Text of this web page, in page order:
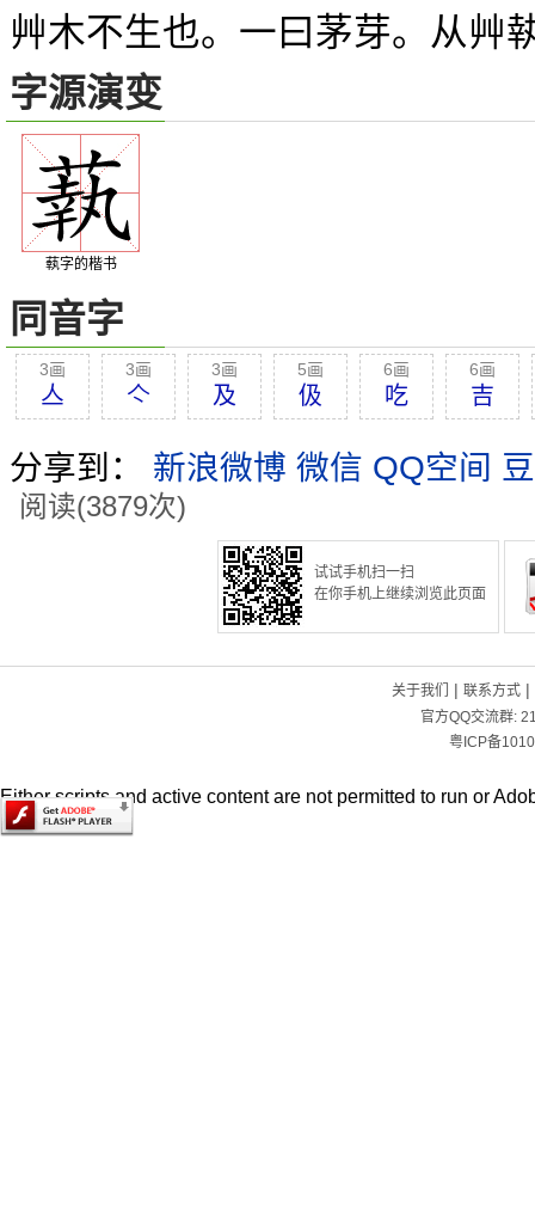
艸木不生也。一曰茅芽。从艸
字源演变
蓻字的楷书
同音字
3画
亼
3画
亽
3画
及
5画
伋
6画
吃
6画
吉
分享到： 新浪微博 微信 QQ空间
阅读(3879次)
试试手机扫一扫
在你手机上继续浏览此页面
关于我们 | 联系方式|
官方QQ交流群:
粤ICP备
Either scripts and active content are not permitted to run or